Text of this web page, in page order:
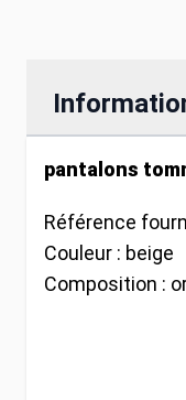
pantalons
Référence
Couleur : beige
Composition :